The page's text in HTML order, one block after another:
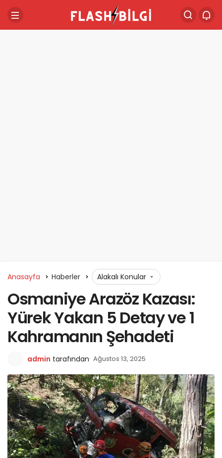
Anasayfa Haberler Alakalı Konular
Osmaniye Arazöz Kazası:
Yürek Yakan 5 Detay ve 1
Kahramanın Şehadeti
admin tarafından Ağustos 13, 2025